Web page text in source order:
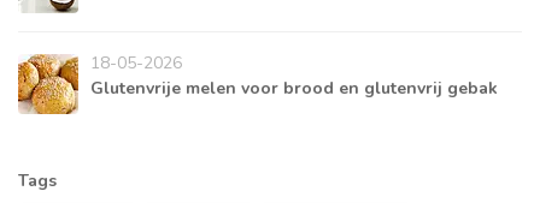
18-05-2026
Glutenvrije melen voor brood en glutenvrij gebak
Tags